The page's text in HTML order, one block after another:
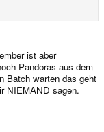
ist aber
Pandoras aus dem
Batch warten das geht
NIEMAND sagen.